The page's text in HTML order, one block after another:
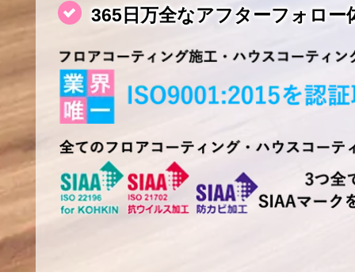
365日万全なアフターフォロー